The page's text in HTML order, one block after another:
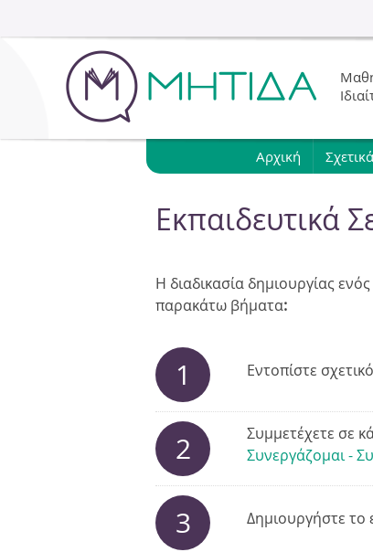
Αρχική Σχετικά
Εκπαιδευτικά
Η διαδικασία δημιουργίας
παρακάτω βήματα:
1 Εντοπίστε
2
Συμμετέχετε σε
Συνεργάζομαι -
3 Δημιουργήστε το